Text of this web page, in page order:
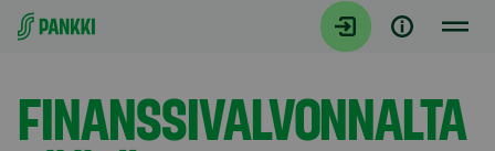
Siirry suoraan sisältöön
Tiedotteet
FINANSSIVALVONNALTA